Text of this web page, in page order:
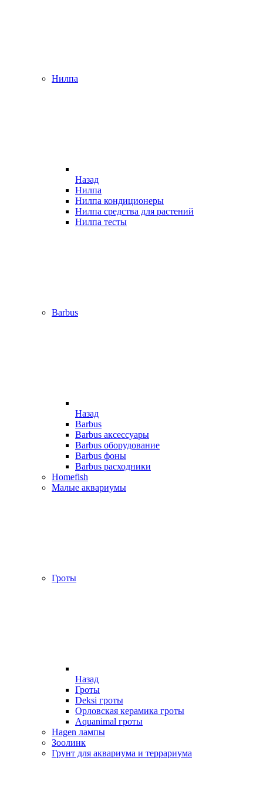
Нилпа
Назад
Нилпа
Нилпа кондиционеры
Нилпа средства для растений
Нилпа тесты
Barbus
Назад
Barbus
Barbus аксессуары
Barbus оборудование
Barbus фоны
Barbus расходники
Homefish
Малые аквариумы
Гроты
Назад
Гроты
Deksi гроты
Орловская керамика гроты
Aquanimal гроты
Hagen лампы
Зоолинк
Грунт для аквариума и террариума